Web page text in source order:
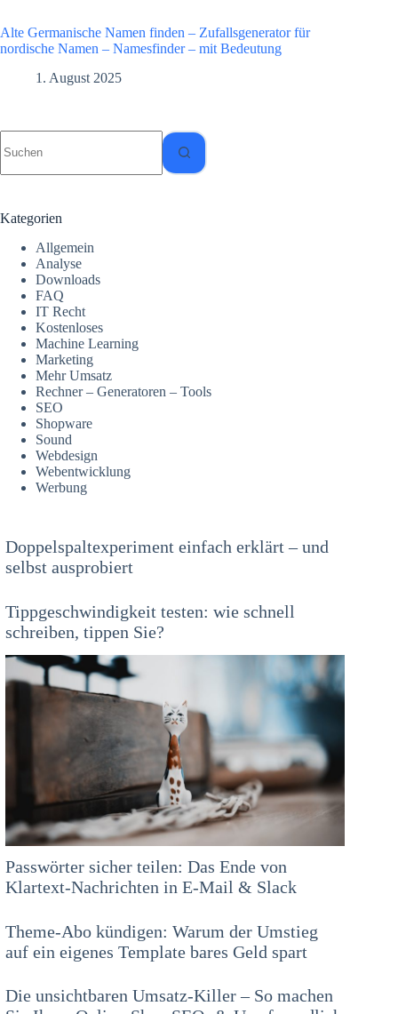
Alte Germanische Namen finden – Zufallsgenerator für
nordische Namen – Namesfinder – mit Bedeutung
1. August 2025
Ergebnisse
Kategorien
Allgemein
Analyse
Downloads
FAQ
IT Recht
Kostenloses
Machine Learning
Marketing
Mehr Umsatz
Rechner – Generatoren – Tools
SEO
Shopware
Sound
Webdesign
Webentwicklung
Werbung
Doppelspaltexperiment einfach erklärt – und
selbst ausprobiert
Tippgeschwindigkeit testen: wie schnell
schreiben, tippen Sie?
Passwörter sicher teilen: Das Ende von
Klartext-Nachrichten in E-Mail & Slack
Theme-Abo kündigen: Warum der Umstieg
auf ein eigenes Template bares Geld spart
Die unsichtbaren Umsatz-Killer – So machen